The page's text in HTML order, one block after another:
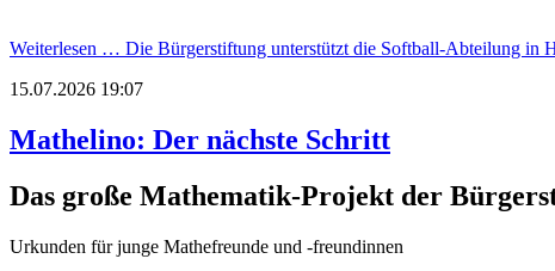
Weiterlesen … Die Bürgerstiftung unterstützt die Softball-Abteilung in
15.07.2026 19:07
Mathelino: Der nächste Schritt
Das große Mathematik-Projekt der
Urkunden für junge Mathefreunde und -freundinnen